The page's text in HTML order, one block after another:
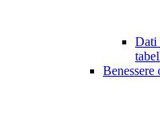
Dati
Benessere